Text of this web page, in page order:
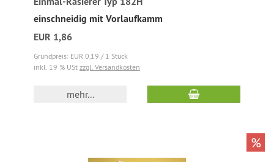
einschneidig mit Vorlaufkamm
EUR 1,86
Grundpreis: EUR 0,19 / 1 Stück
inkl. 19 % USt zzgl. Versandkosten
mehr...
%